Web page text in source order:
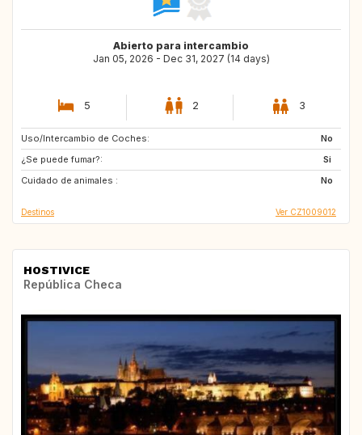
Abierto para intercambio
Jan 05, 2026 - Dec 31, 2027 (14 days)
5 2 3
Uso/Intercambio de Coches:
No
¿Se puede fumar?:
Si
Cuidado de animales :
No
GB
CH
HR
Destinos Ver CZ1009012
HOSTIVICE
República Checa